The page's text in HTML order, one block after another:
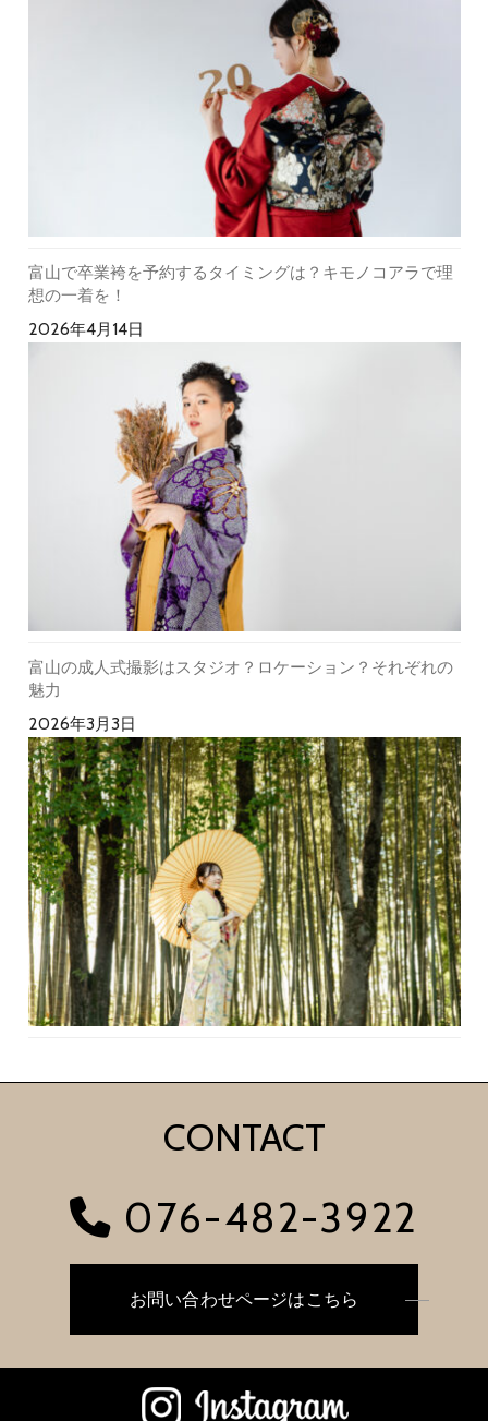
富山で卒業袴を予約するタイミングは？キモノコアラで理
想の一着を！
2026年4月14日
富山の成人式撮影はスタジオ？ロケーション？それぞれの
魅力
2026年3月3日
CONTACT
076-482-3922
お問い合わせページはこちら